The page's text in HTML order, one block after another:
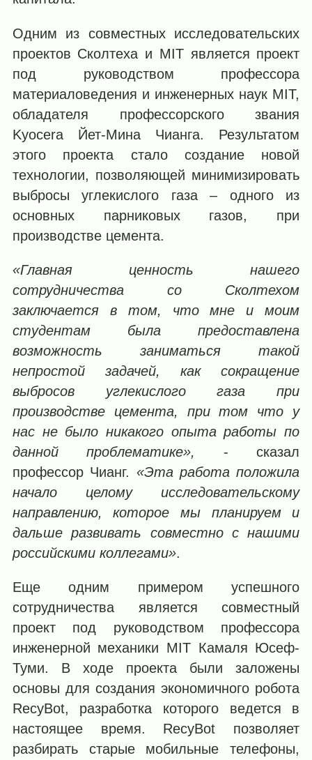
Одним из совместных исследовательских
проектов Сколтеха и MIT является проект
под руководством профессора
материаловедения и инженерных наук MIT,
обладателя профессорского звания
Kyocera Йет-Мина Чианга. Результатом
этого проекта стало создание новой
технологии, позволяющей минимизировать
выбросы углекислого газа – одного из
основных парниковых газов, при
производстве цемента.
«Главная ценность нашего
сотрудничества со Сколтехом
заключается в том, что мне и моим
студентам была предоставлена
возможность заниматься такой
непростой задачей, как сокращение
выбросов углекислого газа при
производстве цемента, при том что у
нас не было никакого опыта работы по
данной проблематике», - сказал
профессор Чианг. «Эта работа положила
начало целому исследовательскому
направлению, которое мы планируем и
дальше развивать совместно с нашими
российскими коллегами».
Еще одним примером успешного
сотрудничества является совместный
проект под руководством профессора
инженерной механики MIT Камаля Юсеф-
Туми. В ходе проекта были заложены
основы для создания экономичного робота
RecyBot, разработка которого ведется в
настоящее время. RecyBot позволяет
разбирать старые мобильные телефоны,